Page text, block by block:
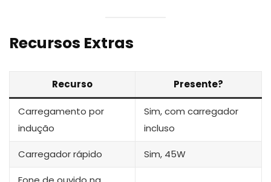
Recursos Extras
Recurso Presente?
Carregamento por
indução
Sim, com carregador
incluso
Carregador rápido Sim, 45W